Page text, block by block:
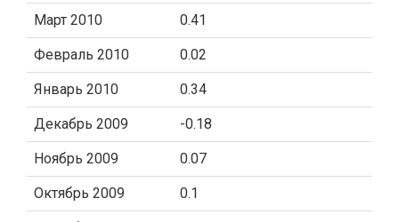
Март 2010 0.41
Февраль 2010 0.02
Январь 2010 0.34
Декабрь 2009 -0.18
Ноябрь 2009 0.07
Октябрь 2009 0.1